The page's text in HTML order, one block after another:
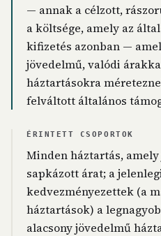
— annak a célzott,
a költsége, amely az
kifizetés azonban —
jövedelmű, valódi
háztartásokra
felváltott általános
ÉRINTETT CSOPORTOK
Minden háztartás,
sapkázott árat; a
kedvezményezettek (a
háztartások) a
alacsony jövedelmű